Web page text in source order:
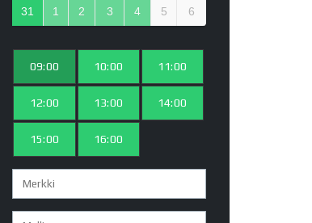
31 1 2 3 4 5 6
09:00 10:00 11:00
12:00 13:00 14:00
15:00 16:00